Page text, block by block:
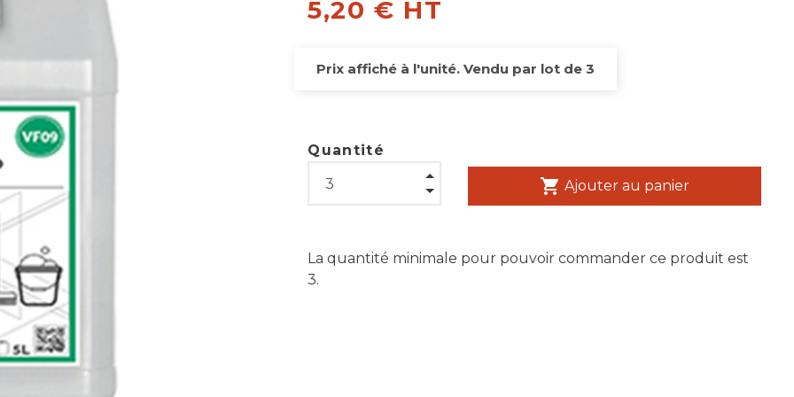
5,20 € HT
Prix affiché à l'unité. Vendu par lot de 3
Quantité
shopping_cart Ajouter au panier
La quantité minimale pour pouvoir commander ce produit est
3.